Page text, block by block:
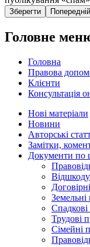
Головне
Головна
Правова
Клієнти
Консультація
Нові матеріали
Новини
Авторські
Замітки,
Документи по
Земельні
Трудові
Сімейні